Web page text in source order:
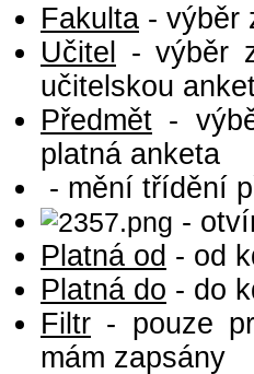
Fakulta - výběr
Učitel
- výběr
učitelskou
Předmět -
platná anketa
- mění třídění
-
Platná od - od
Platná do - do
Filtr - pouze
mám zapsány